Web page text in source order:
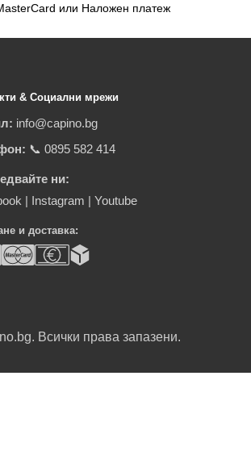
или Наложен платеж
& Социални мрежи
info@capino.bg
📞 0895 582 414
ни:
| Instagram Youtube
и доставка:
Всички права запазени.